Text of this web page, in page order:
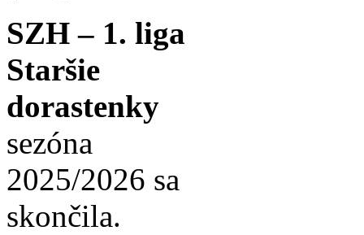
SZH – 1. liga
Staršie
dorastenky
sezóna
2025/2026 sa
skončila.